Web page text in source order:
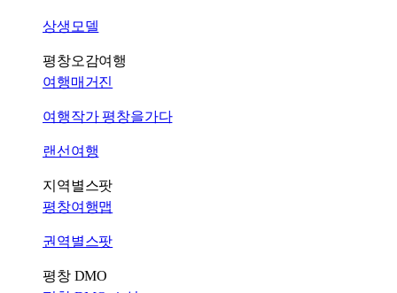
상생모델
평창오감여행
여행매거진
여행작가 평창을가다
랜선여행
지역별스팟
평창여행맵
권역별스팟
평창 DMO